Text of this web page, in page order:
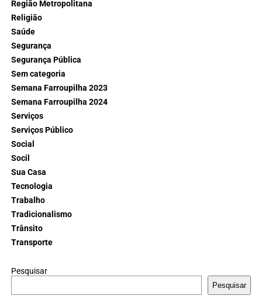
Região Metropolitana
Religião
Saúde
Segurança
Segurança Pública
Sem categoria
Semana Farroupilha 2023
Semana Farroupilha 2024
Serviços
Serviços Público
Social
Socil
Sua Casa
Tecnologia
Trabalho
Tradicionalismo
Trânsito
Transporte
Pesquisar
Pesquisar